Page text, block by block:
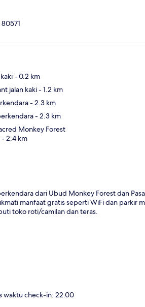
- 0.2 km
jalan kaki- 1.2 km
- 2.3 km
- 2.3 km
Monkey Forest
- 2.4 km
dari Ubud Monkey Forest dan
manfaat gratis seperti WiFi dan parkir
toko roti/camilan dan teras.
waktu check-in: 22.00